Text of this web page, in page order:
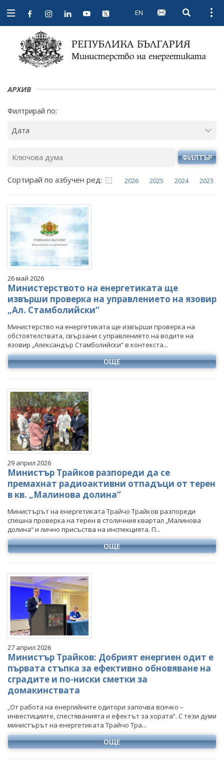
Open
navigation
EN Open
АРХИВ
Филтрирай по:
ФИЛТЪР
Сортирай по азбучен ред: 2026 2025
Август
Октомври
Ноември
Декември
2024
Август
Октомври
Ноември
Декември
2023
Август
Октомври
Ноември
Декември
26 май 2026
Министерството на енергетиката ще
извърши проверка на управлението на язовир
„Ал. Стамболийски“
Министерство на енергетиката ще извърши проверка на
обстоятелствата, свързани с управлението на водите на
язовир „Александър Стамболийски“ в контекста...
ОЩЕ
29 април 2026
Министър Трайков разпореди да се
премахнат радиоактивни отпадъци от терен
в кв. „Малинова долина“
Министърът на енергетиката Трайчо Трайков разпореди
спешна проверка на терен в столичния квартал „Малинова
долина“ и лично присъства на инспекцията. П...
ОЩЕ
27 април 2026
Министър Трайков: Добрият енергиен одит е
първата стъпка за ефективно обновяване на
сградите и по-ниски сметки за
домакинствата
„От работа на енергийните одитори започва всичко –
инвестициите, спестяванията и ефектът за хората“. С тези думи
министърът на енергетиката Трайчо Тра...
ОЩЕ